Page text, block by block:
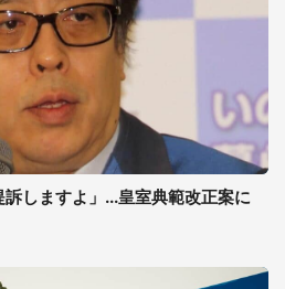
しますよ」...皇室典範改正案に